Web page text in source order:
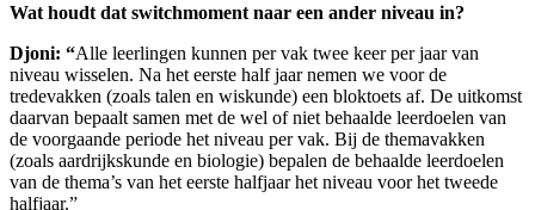
Wat houdt dat switchmoment naar een ander niveau in?
Djoni: “Alle leerlingen kunnen per vak twee keer per jaar van
niveau wisselen. Na het eerste half jaar nemen we voor de
tredevakken (zoals talen en wiskunde) een bloktoets af. De uitkomst
daarvan bepaalt samen met de wel of niet behaalde leerdoelen van
de voorgaande periode het niveau per vak. Bij de themavakken
(zoals aardrijkskunde en biologie) bepalen de behaalde leerdoelen
van de thema’s van het eerste halfjaar het niveau voor het tweede
halfjaar.”